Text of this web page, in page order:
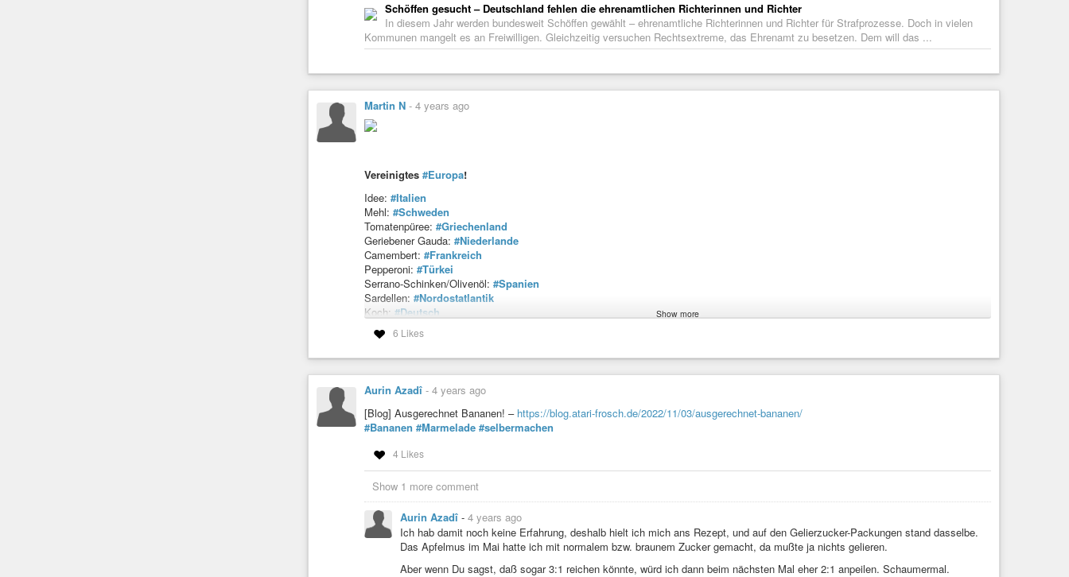
Schöffen gesucht – Deutschland fehlen die ehrenamtlichen Richterinnen und Richter
In diesem Jahr werden bundesweit Schöffen gewählt – ehrenamtliche Richterinnen und Richter für Strafprozesse. Doch in vielen
Kommunen mangelt es an Freiwilligen. Gleichzeitig versuchen Rechtsextreme, das Ehrenamt zu besetzen. Dem will das ...
Martin N - 4 years ago
Vereinigtes #Europa!
Idee: #Italien
Mehl: #Schweden
Tomatenpüree: #Griechenland
Geriebener Gauda: #Niederlande
Camembert: #Frankreich
Pepperoni: #Türkei
Serrano-Schinken/Olivenöl: #Spanien
Sardellen: #Nordostatlantik
Koch: #Deutsch
#foto #myphoto #myart #myfoto #Sverige #sweden
Show more
6 Likes
Aurin Azadî - 4 years ago
[Blog] Ausgerechnet Bananen! – https://blog.atari-frosch.de/2022/11/03/ausgerechnet-bananen/
#Bananen #Marmelade #selbermachen
4 Likes
Show 1 more comment
Aurin Azadî - 4 years ago
Ich hab damit noch keine Erfahrung, deshalb hielt ich mich ans Rezept, und auf den Gelierzucker-Packungen stand dasselbe.
Das Apfelmus im Mai hatte ich mit normalem bzw. braunem Zucker gemacht, da mußte ja nichts gelieren.
Aber wenn Du sagst, daß sogar 3:1 reichen könnte, würd ich dann beim nächsten Mal eher 2:1 anpeilen. Schaumermal.